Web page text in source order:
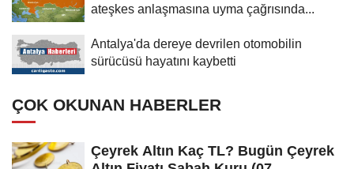
ateşkes anlaşmasına uyma çağrısında...
Antalya'da dereye devrilen otomobilin
sürücüsü hayatını kaybetti
ÇOK OKUNAN HABERLER
Çeyrek Altın Kaç TL? Bugün Çeyrek